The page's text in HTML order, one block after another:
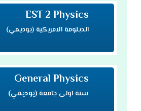
EST 2 Physics
الدبلومة الامريكية (يوديمي)
General Physics
سنة اولى جامعة (يوديمي)